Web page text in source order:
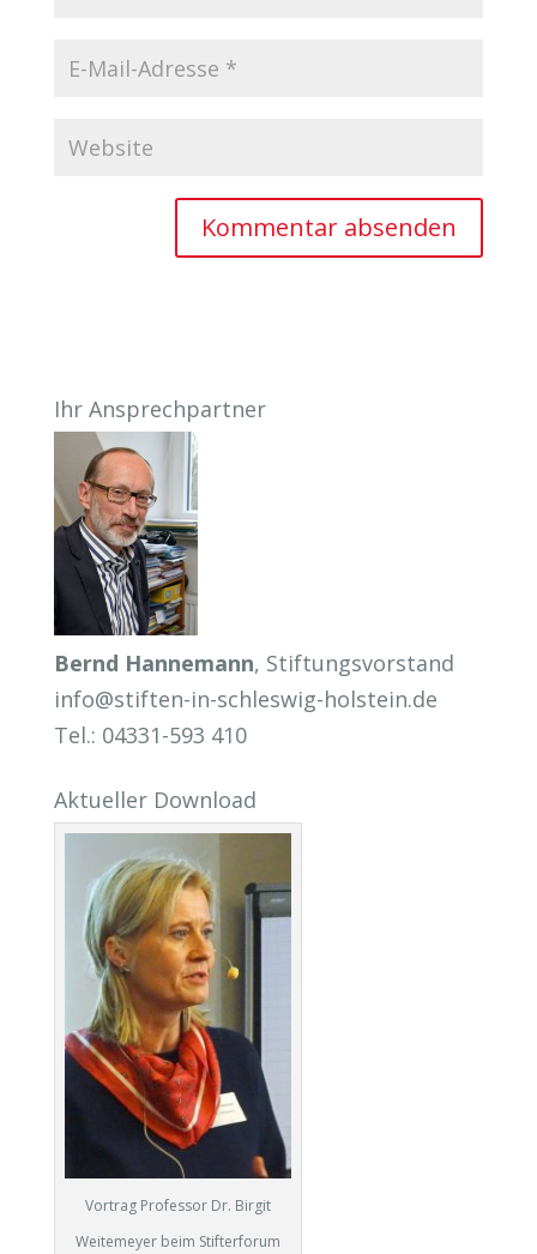
Ihr Ansprechpartner
Bernd Hannemann, Stiftungsvorstand
info@stiften-in-schleswig-holstein.de
Tel.: 04331-593 410
Aktueller Download
Vortrag Professor Dr. Birgit
Weitemeyer beim Stifterforum